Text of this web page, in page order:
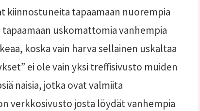
kiinnostuneita tapaamaan nuorempia
uskomattomia vanhempia
koska vain harva sellainen uskaltaa
ei ole vain yksi treffisivusto muiden
naisia, jotka ovat valmiita
verkkosivusto josta löydät vanhempia